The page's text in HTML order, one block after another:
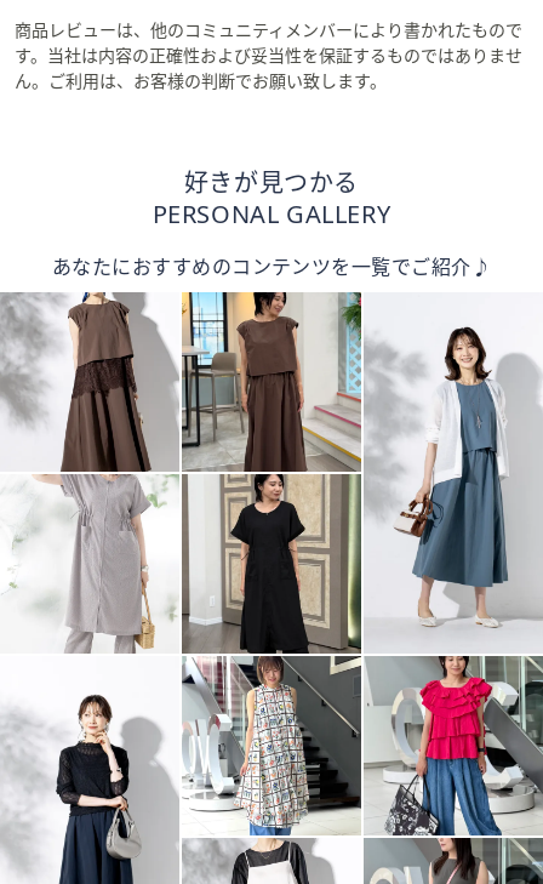
商品レビューは、他のコミュニティメンバーにより書かれたもので
す。当社は内容の正確性および妥当性を保証するものではありませ
ん。ご利用は、お客様の判断でお願い致します。
好きが見つかる
PERSONAL GALLERY
あなたにおすすめのコンテンツを一覧でご紹介♪